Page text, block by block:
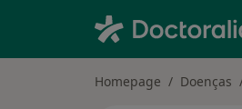
Homepage Doenças